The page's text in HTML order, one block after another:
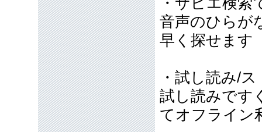
音声のひらが
早く探せます
・試し読み/
試し読みです
てオフライン